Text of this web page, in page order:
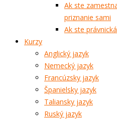
Ak ste
priznanie sami
Ak ste
Kurzy
Anglický jazyk
Nemecký jazyk
Francúzsky jazyk
Španielsky jazyk
Taliansky jazyk
Ruský jazyk